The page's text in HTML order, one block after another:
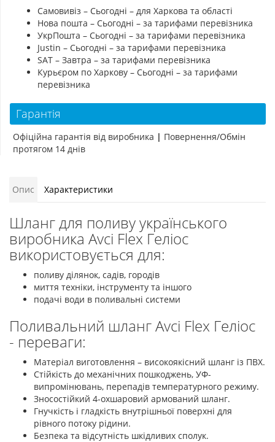
Самовивіз – Сьогодні – для Харкова та області
Нова пошта – Сьогодні – за тарифами перевізника
УкрПошта – Сьогодні – за тарифами перевізника
Justin – Сьогодні – за тарифами перевізника
SAT – Завтра – за тарифами перевізника
Курьєром по Харкову – Сьогодні – за тарифами
перевізника
Гарантія
Офіційна гарантія від виробника | Повернення/Обмін
протягом 14 днів
Опис Характеристики
Шланг для поливу українського
виробника Avci Flex Геліос
використовується для:
поливу ділянок, садів, городів
миття техніки, інструменту та іншого
подачі води в поливальні системи
Поливальний шланг Avci Flex Геліос
- переваги:
Матеріал виготовлення – високоякісний шланг із ПВХ.
Стійкість до механічних пошкоджень, УФ-
випромінювань, перепадів температурного режиму.
Зносостійкий 4-охшаровий армований шланг.
Гнучкість і гладкість внутрішньої поверхні для
рівного потоку рідини.
Безпека та відсутність шкідливих сполук.